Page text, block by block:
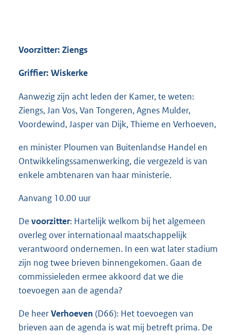
Voorzitter: Ziengs
Griffier: Wiskerke
Aanwezig zijn acht leden der Kamer, te weten:
Ziengs, Jan Vos, Van Tongeren, Agnes Mulder,
Voordewind, Jasper van Dijk, Thieme en Verhoeven,
en minister Ploumen van Buitenlandse Handel en
Ontwikkelingssamenwerking, die vergezeld is van
enkele ambtenaren van haar ministerie.
Aanvang 10.00 uur
De voorzitter: Hartelijk welkom bij het algemeen
overleg over internationaal maatschappelijk
verantwoord ondernemen. In een wat later stadium
zijn nog twee brieven binnengekomen. Gaan de
commissieleden ermee akkoord dat we die
toevoegen aan de agenda?
De heerVerhoeven (D66): Het toevoegen van
brieven aan de agenda is wat mij betreft prima. De